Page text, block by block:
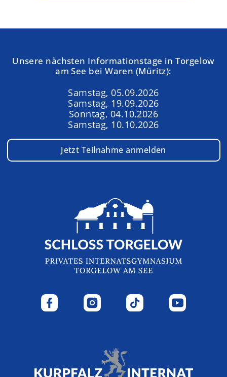
Unsere nächsten Informationstage in Torgelow
am See bei Waren (Müritz):
Samstag, 05.09.2026
Samstag, 19.09.2026
Sonntag, 04.10.2026
Samstag, 10.10.2026
Jetzt Teilnahme anmelden